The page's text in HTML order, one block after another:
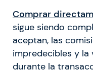
Comprar
sigue siendo
aceptan, las
impredecibles y
durante la